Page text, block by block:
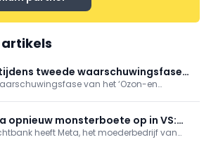
tweede waarschuwingsfase
van het ‘Ozon-en
tijdens de hittegolf eind juni.
opnieuw monsterboete op in VS:
meer beschermen
heeft Meta, het moederbedrijf van